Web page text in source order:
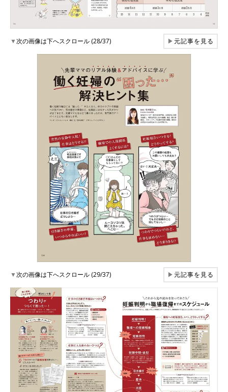
▼次の画像は下へスクロール (28/37) ▶元記事を見る
▼次の画像は下へスクロール (29/37) ▶元記事を見る